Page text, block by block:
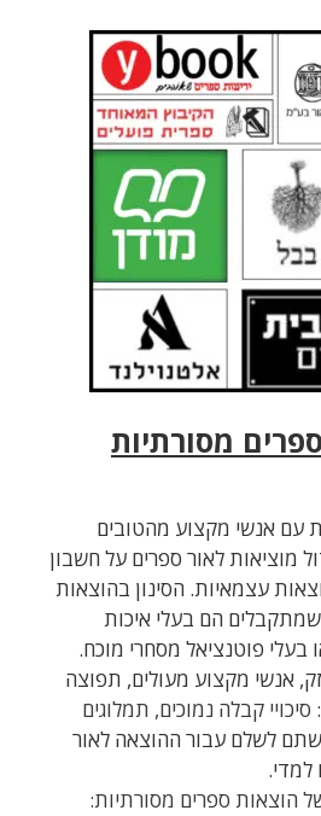
מסורתיות
אנשי מקצוע מהטובים
לאור ספרים על חשבון
עצמאיות. הסינון בהוצאות
הם בעלי איכות
פוטנציאל מסחרי מוכח.
מקצוע מעולים, תפוצה
קבלה נמוכים, תמלוגים
עבור ההוצאה לאור
ספרים מסורתיות: